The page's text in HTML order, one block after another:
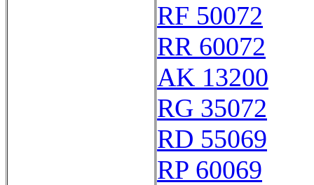
RF 50072
RR 60072
AK 13200
RG 35072
RD 55069
RP 60069